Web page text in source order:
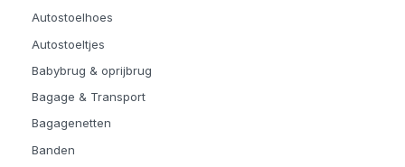
Autostoelhoes
Autostoeltjes
Babybrug & oprijbrug
Bagage & Transport
Bagagenetten
Banden